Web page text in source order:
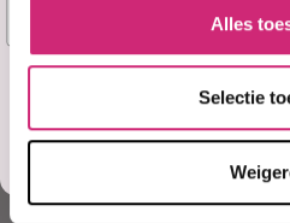
Alles
Selectie
Ja, stuur mij
Misschien later